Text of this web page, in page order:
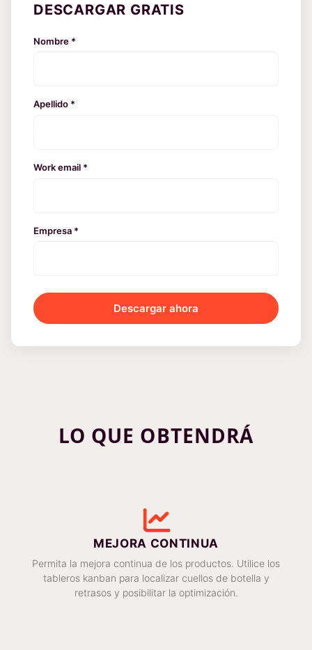
DESCARGAR GRATIS
Nombre *
Apellido *
Work email *
Empresa *
Descargar ahora
LO QUE OBTENDRÁ
MEJORA CONTINUA
Permita la mejora continua de los productos. Utilice los
tableros kanban para localizar cuellos de botella y
retrasos y posibilitar la optimización.